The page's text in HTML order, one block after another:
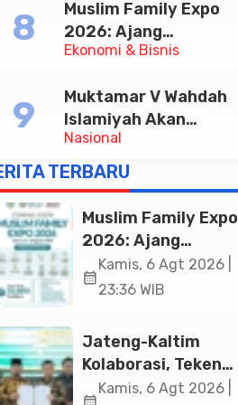
Pelayanan Publik
Ekonomi & Bisnis
Muslim Family Expo
2026: Ajang
Silaturahim dan
Halal di Jakarta
Nasional
Muktamar V Wahdah
Islamiyah Akan
Kukuhkan 10.000
Guru Al-Qur’an di
Masjid Istiqlal
TERBARU
Muslim Family Expo
2026: Ajang
Silaturahim dan
Kebangkitan
Jakarta
calendar_month
Kamis, 6 Agt 2026 |
23:36 WIB
Jateng-Kaltim
Kolaborasi, Teken
19 Kerja Sama
Kamis, 6 Agt 2026 |